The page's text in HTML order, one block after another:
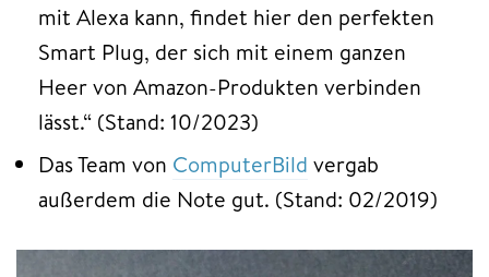
mit Alexa kann, findet hier den perfekten
Smart Plug, der sich mit einem ganzen
Heer von Amazon-Produkten verbinden
lässt.“ (Stand: 10/2023)
Das Team von ComputerBild vergab
außerdem die Note gut. (Stand: 02/2019)